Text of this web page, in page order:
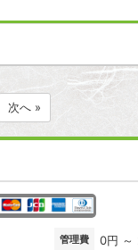
次へ »
管理費 0円 ～